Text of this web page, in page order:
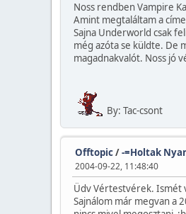
Noss rendben Vampire
Amint megtaláltam a
Sajna Underworld csak
még azóta se küldte. De
magadnakvalót. Noss jó
By: Tac-csont
Offtopic/-=Holtak
2004-09-22, 11:48:40
Üdv Vértestvérek. Ismét
Sajnálom már megvan a